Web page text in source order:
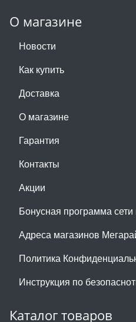
О магазине
Новости
Как купить
Доставка
О магазине
Гарантия
Контакты
Акции
Бонусная программа
Адреса магазинов
Политика
Инструкция по
Каталог товаров